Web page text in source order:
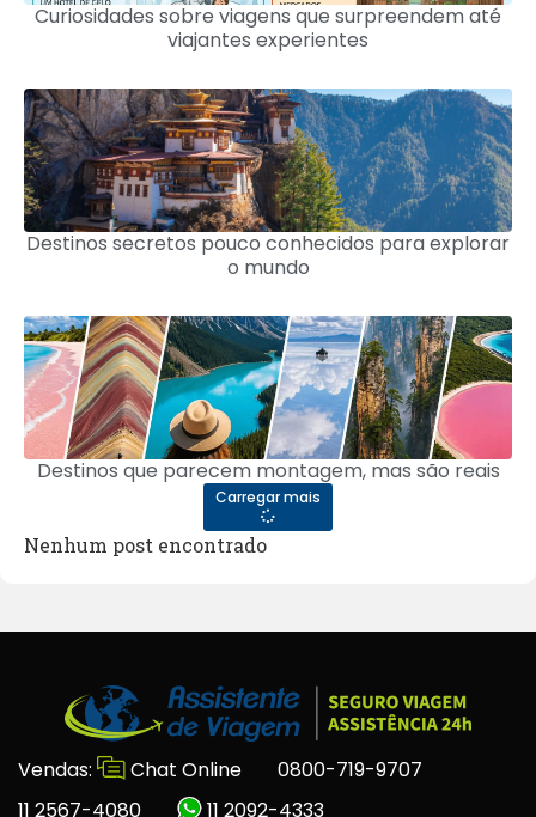
Curiosidades sobre viagens que surpreendem até
viajantes experientes
Destinos secretos pouco conhecidos para explorar
o mundo
Destinos que parecem montagem, mas são reais
Carregar mais
Nenhum post encontrado
Vendas: Chat Online
0800-719-9707
11 2567-4080
11 2092-4333